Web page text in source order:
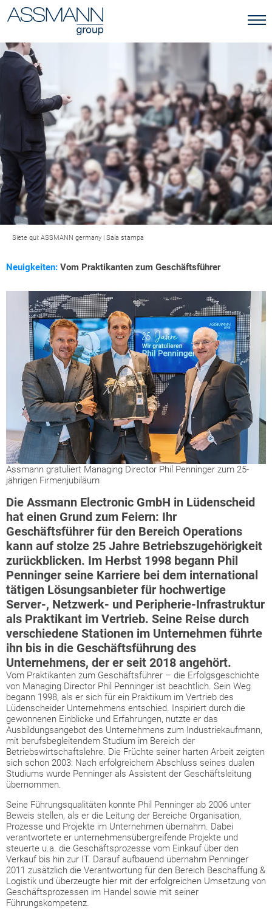
Siete qui: ASSMANN germany | Sala stampa
Neuigkeiten: Vom Praktikanten zum Geschäftsführer
Assmann gratuliert Managing Director Phil Penninger zum 25-
jährigen Firmenjubiläum
Die Assmann Electronic GmbH in Lüdenscheid
hat einen Grund zum Feiern: Ihr
Geschäftsführer für den Bereich Operations
kann auf stolze 25 Jahre Betriebszugehörigkeit
zurückblicken. Im Herbst 1998 begann Phil
Penninger seine Karriere bei dem international
tätigen Lösungsanbieter für hochwertige
Server-, Netzwerk- und Peripherie-Infrastruktur
als Praktikant im Vertrieb. Seine Reise durch
verschiedene Stationen im Unternehmen führte
ihn bis in die Geschäftsführung des
Unternehmens, der er seit 2018 angehört.
Vom Praktikanten zum Geschäftsführer – die Erfolgsgeschichte
von Managing Director Phil Penninger ist beachtlich. Sein Weg
begann 1998, als er sich für ein Praktikum im Vertrieb des
Lüdenscheider Unternehmens entschied. Inspiriert durch die
gewonnenen Einblicke und Erfahrungen, nutzte er das
Ausbildungsangebot des Unternehmens zum Industriekaufmann,
mit berufsbegleitendem Studium im Bereich der
Betriebswirtschaftslehre. Die Früchte seiner harten Arbeit zeigten
sich schon 2003: Nach erfolgreichem Abschluss seines dualen
Studiums wurde Penninger als Assistent der Geschäftsleitung
übernommen.
Seine Führungsqualitäten konnte Phil Penninger ab 2006 unter
Beweis stellen, als er die Leitung der Bereiche Organisation,
Prozesse und Projekte im Unternehmen übernahm. Dabei
verantwortete er unternehmensübergreifende Projekte und
steuerte u.a. die Geschäftsprozesse vom Einkauf über den
Verkauf bis hin zur IT. Darauf aufbauend übernahm Penninger
2011 zusätzlich die Verantwortung für den Bereich Beschaffung &
Logistik und überzeugte hier mit der erfolgreichen Umsetzung von
Geschäftsprozessen im Handel sowie mit seiner
Führungskompetenz.